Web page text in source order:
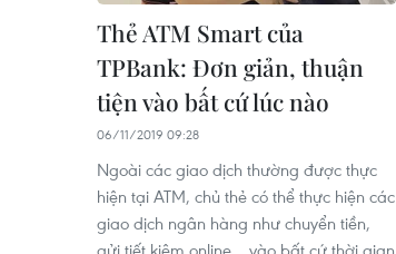
Thẻ ATM Smart của
TPBank: Đơn giản, thuận
tiện vào bất cứ lúc nào
06/11/2019 09:28
Ngoài các giao dịch thường được thực
hiện tại ATM, chủ thẻ có thể thực hiện các
giao dịch ngân hàng như chuyển tiền,
gửi tiết kiệm online… vào bất cứ thời gian